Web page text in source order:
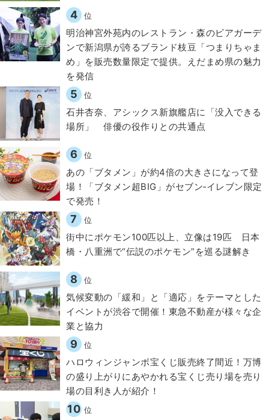
4 位
明治神宮外苑内のレストラン・森のビアガーデ
ンで新潟県が誇るブランド枝豆「つまりちゃま
め」を販売数量限定で提供。えだまめ県の魅力
を発信
5 位
石井杏奈、アシックス新旗艦店に「没入できる
場所」 俳優の役作りとの共通点
6 位
あの「ブタメン」が約4倍の大きさになって登
場！「ブタメン超BIG」がセブン‐イレブン限定
で発売！
7 位
街中にポケモン100匹以上、立像は19匹 日本
橋・八重洲で“伝説のポケモン”を巡る謎解き
8 位
気候変動の「緩和」と「適応」をテーマとした
イベントが渋谷で開催！東急不動産が様々な企
業と協力
9 位
ハロウィンジャンボ宝くじ販売終了間近！万博
の盛り上がりにあやかれる宝くじ売り場を売り
場の目利き人が紹介！
10 位